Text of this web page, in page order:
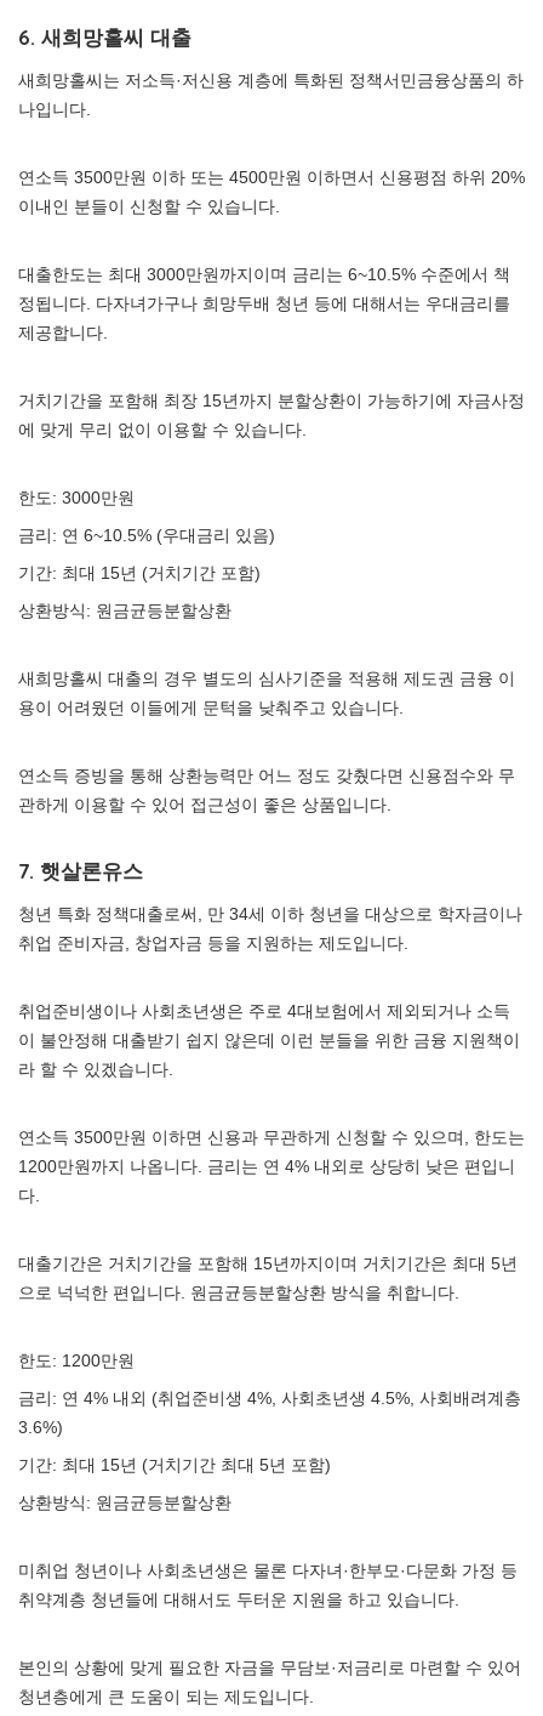
6. 새희망홀씨 대출
새희망홀씨는 저소득·저신용 계층에 특화된 정책서민금융상품의 하
나입니다.
연소득 3500만원 이하 또는 4500만원 이하면서 신용평점 하위 20%
이내인 분들이 신청할 수 있습니다.
대출한도는 최대 3000만원까지이며 금리는 6~10.5% 수준에서 책
정됩니다. 다자녀가구나 희망두배 청년 등에 대해서는 우대금리를
제공합니다.
거치기간을 포함해 최장 15년까지 분할상환이 가능하기에 자금사정
에 맞게 무리 없이 이용할 수 있습니다.
한도: 3000만원
금리: 연 6~10.5% (우대금리 있음)
기간: 최대 15년 (거치기간 포함)
상환방식: 원금균등분할상환
새희망홀씨 대출의 경우 별도의 심사기준을 적용해 제도권 금융 이
용이 어려웠던 이들에게 문턱을 낮춰주고 있습니다.
연소득 증빙을 통해 상환능력만 어느 정도 갖췄다면 신용점수와 무
관하게 이용할 수 있어 접근성이 좋은 상품입니다.
7. 햇살론유스
청년 특화 정책대출로써, 만 34세 이하 청년을 대상으로 학자금이나
취업 준비자금, 창업자금 등을 지원하는 제도입니다.
취업준비생이나 사회초년생은 주로 4대보험에서 제외되거나 소득
이 불안정해 대출받기 쉽지 않은데 이런 분들을 위한 금융 지원책이
라 할 수 있겠습니다.
연소득 3500만원 이하면 신용과 무관하게 신청할 수 있으며, 한도는
1200만원까지 나옵니다. 금리는 연 4% 내외로 상당히 낮은 편입니
다.
대출기간은 거치기간을 포함해 15년까지이며 거치기간은 최대 5년
으로 넉넉한 편입니다. 원금균등분할상환 방식을 취합니다.
한도: 1200만원
금리: 연 4% 내외 (취업준비생 4%, 사회초년생 4.5%, 사회배려계층
3.6%)
기간: 최대 15년 (거치기간 최대 5년 포함)
상환방식: 원금균등분할상환
미취업 청년이나 사회초년생은 물론 다자녀·한부모·다문화 가정 등
취약계층 청년들에 대해서도 두터운 지원을 하고 있습니다.
본인의 상황에 맞게 필요한 자금을 무담보·저금리로 마련할 수 있어
청년층에게 큰 도움이 되는 제도입니다.